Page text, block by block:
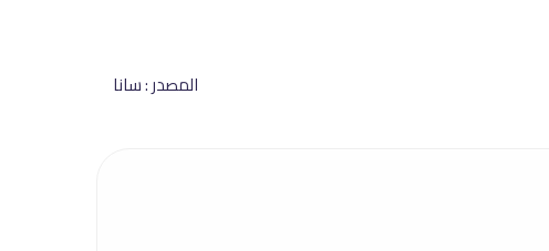
المصدر : سانا